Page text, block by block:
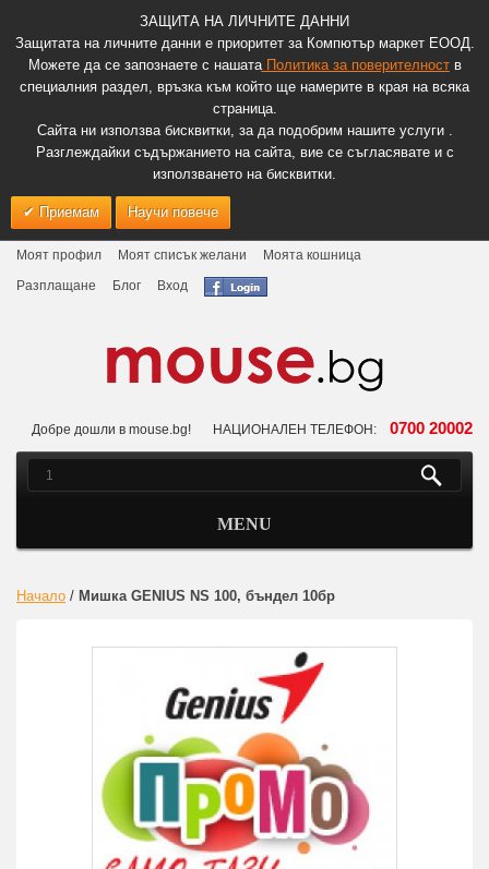
ЗАЩИТА НА ЛИЧНИТЕ ДАННИ
Защитата на личните данни е приоритет за Компютър маркет ЕООД.
Можете да се запознаете с нашатаПолитика за поверителноств
специалния раздел, връзка към който ще намерите в края на всяка
страница.
Сайта ни използва бисквитки, за да подобрим нашите услуги .
Разглеждайки съдържанието на сайта, вие се съгласявате и с
използването на бисквитки.
Приемам Научи повече
Моят профил Моят списък желани
Моята кошница
Разплащане
Блог Вход
Добре дошли в mouse.bg! НАЦИОНАЛЕН ТЕЛЕФОН: 0700 20002
MENU
Начало / Мишка GENIUS NS 100, бъндел 10бр